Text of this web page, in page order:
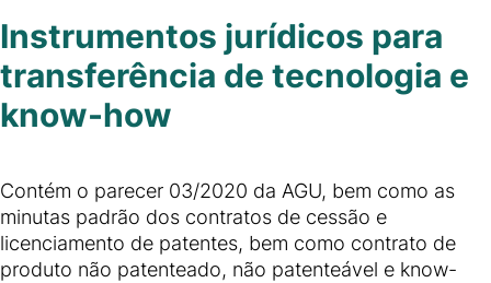
Instrumentos jurídicos para
transferência de tecnologia e
know-how
Contém o parecer 03/2020 da AGU, bem como as
minutas padrão dos contratos de cessão e
licenciamento de patentes, bem como contrato de
produto não patenteado, não patenteável e know-